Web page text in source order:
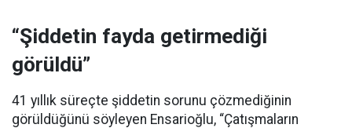
“Şiddetin fayda getirmediği
görüldü”
41 yıllık süreçte şiddetin sorunu çözmediğinin
görüldüğünü söyleyen Ensarioğlu, “Çatışmaların